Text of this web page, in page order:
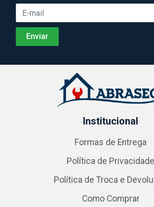
Institucional
Formas de Entrega
Política de Privacidade
Política de Troca e
Como Comprar